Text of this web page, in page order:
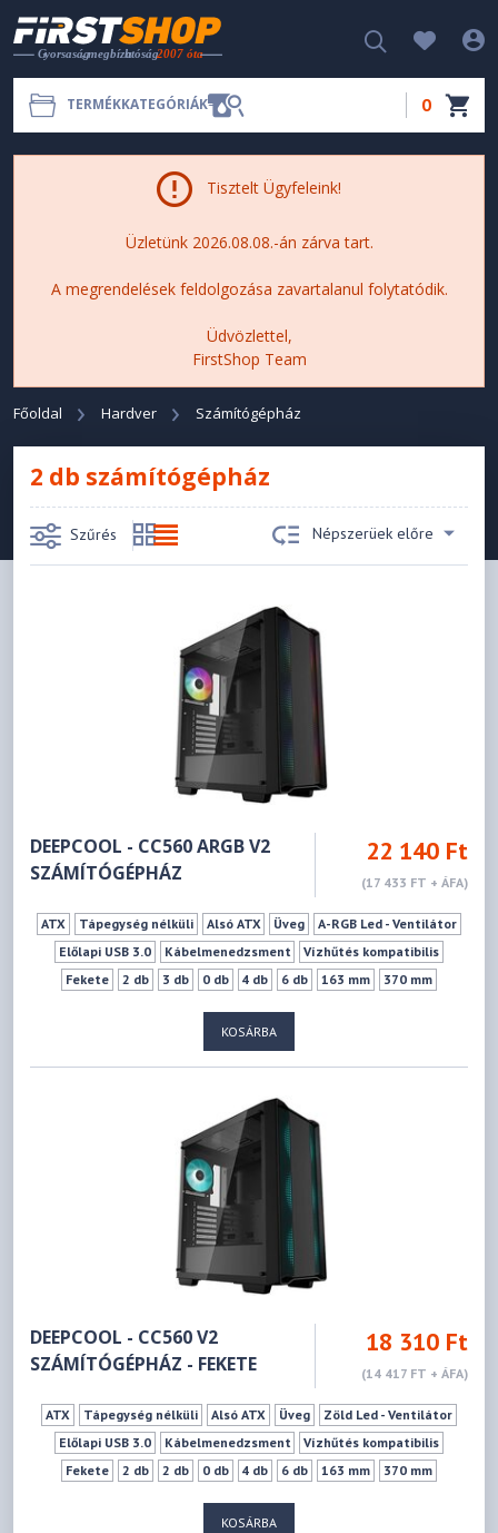
TERMÉKKATEGÓRIÁK 0
Tisztelt Ügyfeleink!
Üzletünk 2026.08.08.-án zárva tart.
A megrendelések feldolgozása zavartalanul folytatódik.
Üdvözlettel,
FirstShop Team
Főoldal Hardver Számítógépház
2 db számítógépház
Szűrés Népszerüek előre
DEEPCOOL - CC560 ARGB V2
SZÁMÍTÓGÉPHÁZ
22 140 Ft
(17 433 FT + ÁFA)
ATX Tápegység nélküli Alsó ATX Üveg
A-RGB Led - Ventilátor
Előlapi USB 3.0
Kábelmenedzsment
Vízhűtés kompatibilis
Fekete
2 db 3 db 0 db 4 db 6 db 163 mm 370 mm
KOSÁRBA
DEEPCOOL - CC560 V2
SZÁMÍTÓGÉPHÁZ - FEKETE
18 310 Ft
(14 417 FT + ÁFA)
ATX Tápegység nélküli Alsó ATX Üveg
Zöld Led - Ventilátor
Előlapi USB 3.0
Kábelmenedzsment
Vízhűtés kompatibilis
Fekete
2 db 2 db 0 db 4 db 6 db 163 mm 370 mm
KOSÁRBA